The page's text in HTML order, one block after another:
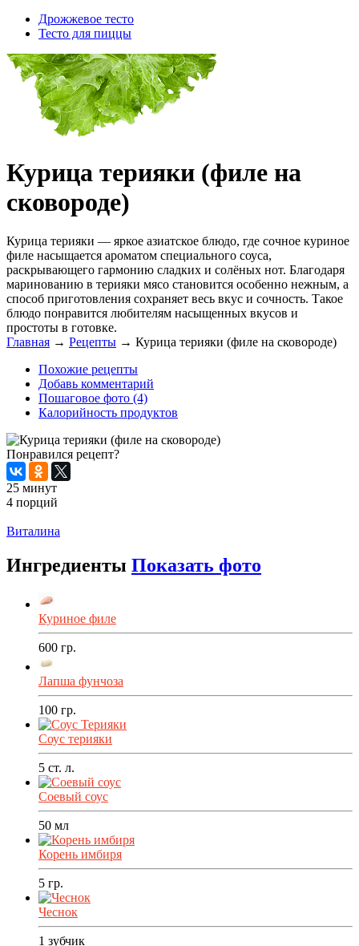
Дрожжевое тесто
Тесто для пиццы
Курица терияки (филе на
сковороде)
Курица терияки — яркое азиатское блюдо, где сочное куриное
филе насыщается ароматом специального соуса,
раскрывающего гармонию сладких и солёных нот. Благодаря
маринованию в терияки мясо становится особенно нежным, а
способ приготовления сохраняет весь вкус и сочность. Такое
блюдо понравится любителям насыщенных вкусов и
простоты в готовке.
Главная → Рецепты → Курица терияки (филе на сковороде)
Похожие рецепты
Добавь комментарий
Пошаговое фото (4)
Калорийность продуктов
Понравился рецепт?
25 минут
4 порций
Виталина
Ингредиенты Показать фото
Куриное филе
600 гр.
Лапша фунчоза
100 гр.
Соус терияки
5 ст. л.
Соевый соус
50 мл
Корень имбиря
5 гр.
Чеснок
1 зубчик